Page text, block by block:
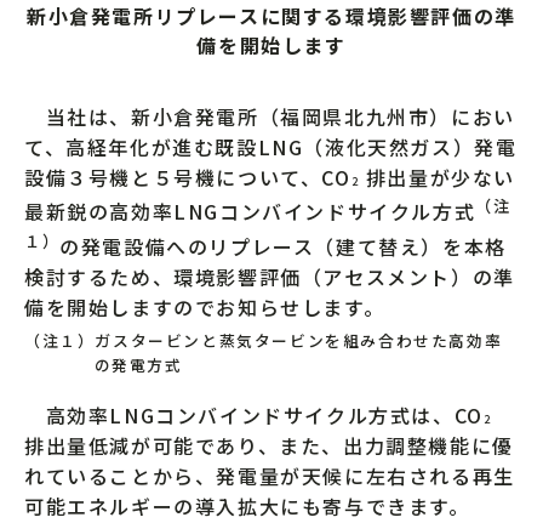
新小倉発電所リプレースに関する環境影響評価の準
備を開始します
当社は、新小倉発電所（福岡県北九州市）におい
て、高経年化が進む既設LNG（液化天然ガス）発電
設備３号機と５号機について、CO 2 排出量が少ない
最新鋭の高効率LNGコンバインドサイクル方式 （注
１） の発電設備へのリプレース（建て替え）を本格
検討するため、環境影響評価（アセスメント）の準
備を開始しますのでお知らせします。
（注１）ガスタービンと蒸気タービンを組み合わせた高効率
の発電方式
高効率LNGコンバインドサイクル方式は、CO 2
排出量低減が可能であり、また、出力調整機能に優
れていることから、発電量が天候に左右される再生
可能エネルギーの導入拡大にも寄与できます。